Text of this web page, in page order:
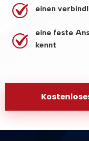
einen
eine feste
kennt